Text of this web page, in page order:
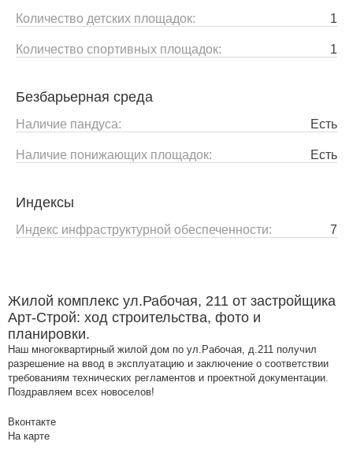
Количество детских площадок: 1
Количество спортивных площадок: 1
Безбарьерная среда
Наличие пандуса: Есть
Наличие понижающих площадок: Есть
Индексы
Индекс инфраструктурной обеспеченности: 7
Жилой комплекс ул.Рабочая, 211 от застройщика
Арт-Строй: ход строительства, фото и
планировки.
Наш многоквартирный жилой дом по ул.Рабочая, д.211 получил
разрешение на ввод в эксплуатацию и заключение о соответствии
требованиям технических регламентов и проектной документации.
Поздравляем всех новоселов!
Вконтакте
На карте